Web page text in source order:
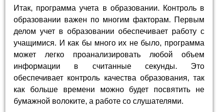
Итак, программа учета в образовании. Контроль в
образовании важен по многим факторам. Первым
делом учет в образовании обеспечивает работу с
учащимися. И как бы много их не было, программа
может легко проанализировать любой объем
информации в считанные секунды. Это
обеспечивает контроль качества образования, так
как больше времени можно будет посвятить не
бумажной волоките, а работе со слушателями.